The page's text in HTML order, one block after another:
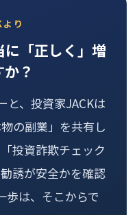
り
「正しく」増
？
と、投資家JACKは
の副業」を共有し
投資詐欺チェック
誘が安全かを確認
歩は、そこからで